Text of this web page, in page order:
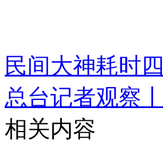
民间大神耗时
总台记者观察
相关内容